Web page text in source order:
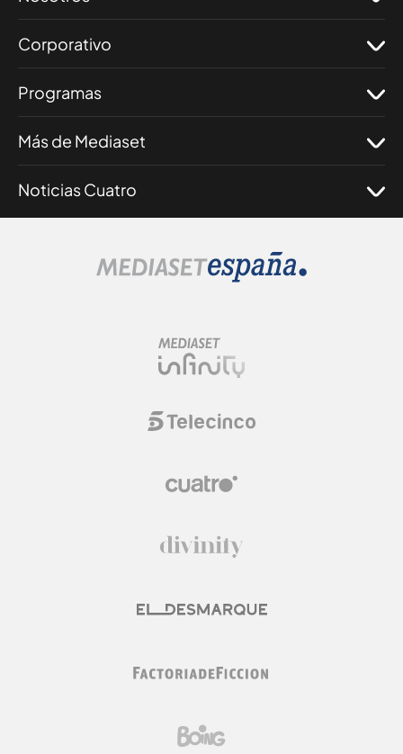
Corporativo
Programas
Más de Mediaset
Noticias Cuatro